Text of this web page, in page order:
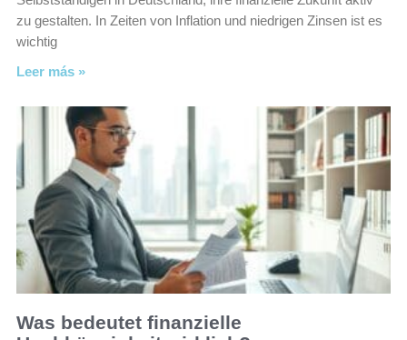
zu gestalten. In Zeiten von Inflation und niedrigen Zinsen ist es
wichtig
Leer más »
Was bedeutet finanzielle